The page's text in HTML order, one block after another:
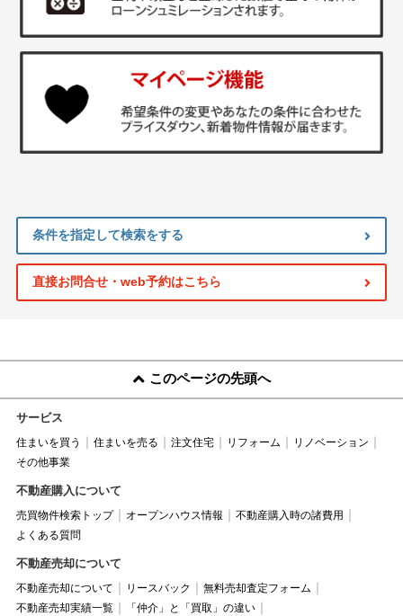
条件を指定して検索をする
直接お問合せ・web予約はこちら
このページの先頭へ
サービス
住まいを買う 住まいを売る 注文住宅 リフォーム
リノベーション
その他事業
不動産購入について
売買物件検索トップ オープンハウス情報
不動産購入時の諸費用
よくある質問
不動産売却について
不動産売却について リースバック
無料売却査定フォーム
不動産売却実績一覧
「仲介」と「買取」の違い